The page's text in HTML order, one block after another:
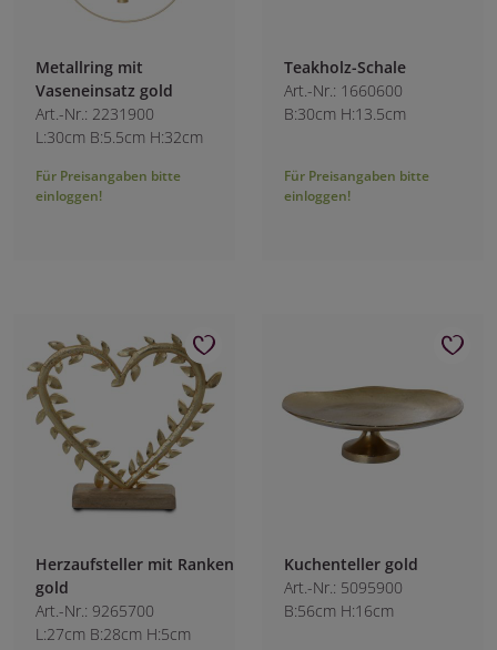
Metallring mit
Vaseneinsatz gold
Art.-Nr.: 2231900
L:30cm B:5.5cm H:32cm
Für Preisangaben bitte
einloggen!
Teakholz-Schale
Art.-Nr.: 1660600
B:30cm H:13.5cm
Für Preisangaben bitte
einloggen!
Herzaufsteller mit Ranken
gold
Art.-Nr.: 9265700
L:27cm B:28cm H:5cm
Kuchenteller gold
Art.-Nr.: 5095900
B:56cm H:16cm